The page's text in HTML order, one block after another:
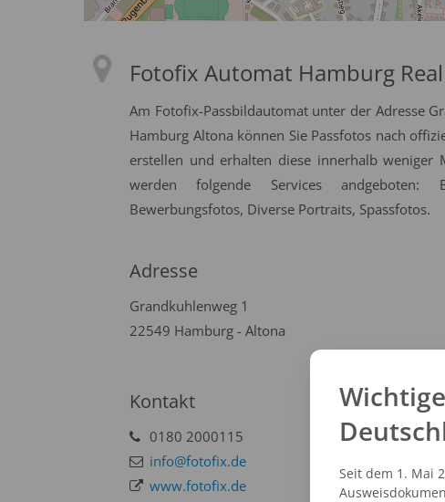
Fotofix Automat Hamburg Real
Am Fotofix-Passbildautomat unter der Adresse
Hamburg Altona können Sie Passfotos nach
erstellen und erhalten diese innerhalb weniger
werden folgende Services andgeboten:
Bewerbungsfotos, Diverse Portraits, Spassfotos.
Adresse
Grandkuhlenweg 1
22549 Hamburg - Altona
Kontakt
0180 2000115
info@fotofix.de
www.fotofix.de
Seit dem 1. Mai